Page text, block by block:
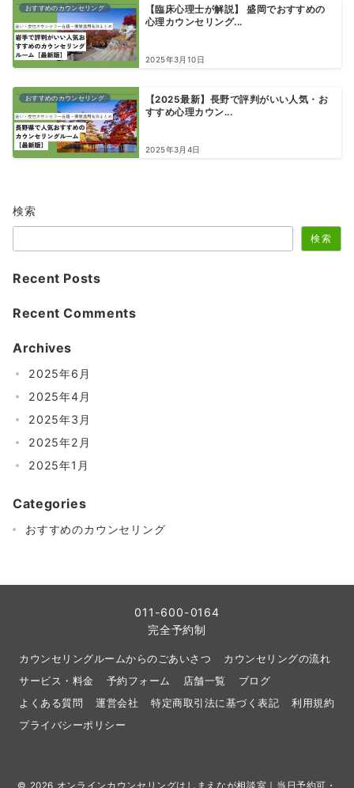
おすすめのカウンセリング
【臨床心理士が解説】 盛岡でおすすめの
心理カウンセリング...
2025年3月10日
おすすめのカウンセリング
【2025最新】長野で評判がいい人気・お
すすめ心理カウン...
2025年3月4日
検索
検索
Recent Posts
Recent Comments
Archives
2025年6月
2025年4月
2025年3月
2025年2月
2025年1月
Categories
おすすめのカウンセリング
011-600-0164
完全予約制
カウンセリングルームからのごあいさつ
カウンセリングの流れ
サービス・料金
予約フォーム 店舗一覧
ブログ
よくある質問
運営会社 特定商取引法に基づく表記
利用規約
プライバシーポリシー
© 2026 オンラインカウンセリングはしまえなが相談室｜当日予約可・